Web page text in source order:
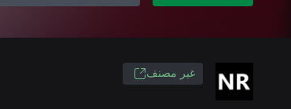
غير مصنف